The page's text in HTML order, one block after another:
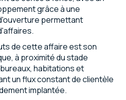
grâce à une
permettant
de cette affaire est son
à proximité du stade
habitations et
un flux constant de clientèle
implantée.